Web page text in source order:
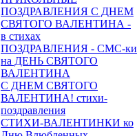
ПОЗДРАВЛЕНИЯ С ДНЕМ
СВЯТОГО ВАЛЕНТИНА -
в стихах
ПОЗДРАВЛЕНИЯ - СМС-ки
на ДЕНЬ СВЯТОГО
ВАЛЕНТИНА
С ДНЕМ СВЯТОГО
ВАЛЕНТИНА! стихи-
поздравления
СТИХИ-ВАЛЕНТИНКИ ко